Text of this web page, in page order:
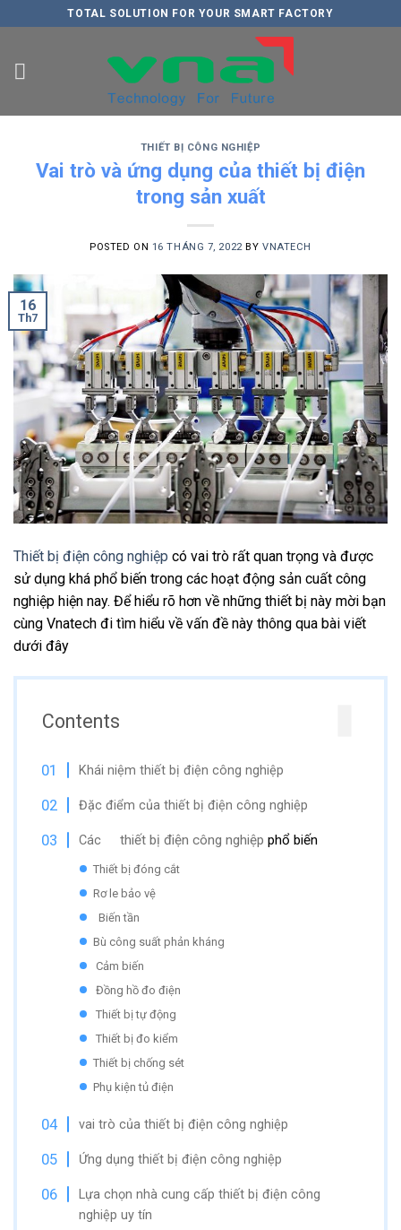
to
TOTAL SOLUTION FOR YOUR SMART FACTORY
THIẾT BỊ CÔNG NGHIỆP
Vai trò và ứng dụng của thiết bị điện
trong sản xuất
POSTED ON 16 THÁNG 7, 2022 BY VNATECH
16
Th7
Thiết bị điện công nghiệp có vai trò rất quan trọng và được
sử dụng khá phổ biến trong các hoạt động sản cuất công
nghiệp hiện nay. Để hiểu rõ hơn về những thiết bị này mời bạn
cùng Vnatech đi tìm hiểu về vấn đề này thông qua bài viết
dưới đây
Contents
Khái niệm thiết bị điện công nghiệp
Đặc điểm của thiết bị điện công nghiệp
Các thiết bị điện công nghiệp phổ biến
Thiết bị đóng cắt
Rơ le bảo vệ
Biến tần
Bù công suất phản kháng
Cảm biến
Đồng hồ đo điện
Thiết bị tự động
Thiết bị đo kiểm
Thiết bị chống sét
Phụ kiện tủ điện
vai trò của thiết bị điện công nghiệp
Ứng dụng thiết bị điện công nghiệp
Lựa chọn nhà cung cấp thiết bị điện công
nghiệp uy tín